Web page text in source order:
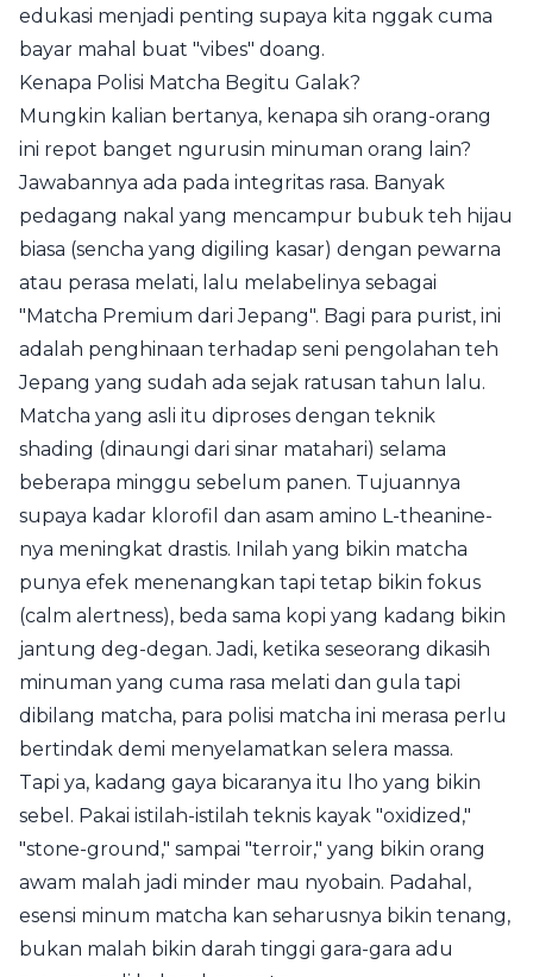
edukasi menjadi penting supaya kita nggak cuma
bayar mahal buat "vibes" doang.
Kenapa Polisi Matcha Begitu Galak?
Mungkin kalian bertanya, kenapa sih orang-orang
ini repot banget ngurusin minuman orang lain?
Jawabannya ada pada integritas rasa. Banyak
pedagang nakal yang mencampur bubuk teh hijau
biasa (sencha yang digiling kasar) dengan pewarna
atau perasa melati, lalu melabelinya sebagai
"Matcha Premium dari Jepang". Bagi para purist, ini
adalah penghinaan terhadap seni pengolahan teh
Jepang yang sudah ada sejak ratusan tahun lalu.
Matcha yang asli itu diproses dengan teknik
shading (dinaungi dari sinar matahari) selama
beberapa minggu sebelum panen. Tujuannya
supaya kadar klorofil dan asam amino L-theanine-
nya meningkat drastis. Inilah yang bikin matcha
punya efek menenangkan tapi tetap bikin fokus
(calm alertness), beda sama kopi yang kadang bikin
jantung deg-degan. Jadi, ketika seseorang dikasih
minuman yang cuma rasa melati dan gula tapi
dibilang matcha, para polisi matcha ini merasa perlu
bertindak demi menyelamatkan selera massa.
Tapi ya, kadang gaya bicaranya itu lho yang bikin
sebel. Pakai istilah-istilah teknis kayak "oxidized,"
"stone-ground," sampai "terroir," yang bikin orang
awam malah jadi minder mau nyobain. Padahal,
esensi minum matcha kan seharusnya bikin tenang,
bukan malah bikin darah tinggi gara-gara adu